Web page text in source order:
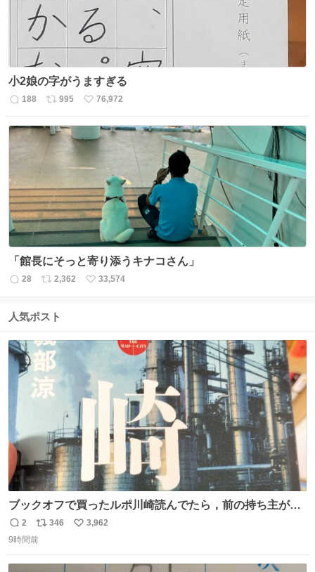
小2娘の字がうますぎる
返
数
188
リ
ス
995
い
ね
76,972
「館長にそっと寄り添うキナコさん」
返
数
28
リ
ス
数
2,362
い
33,574
人気ポスト
ブックオフで買ったルポ川崎読んでたら，前の持ち主がラ
ッパーになる決意をした形跡があってウケた
返
信
2
リ
ポ
346
い
3,962
9時間前